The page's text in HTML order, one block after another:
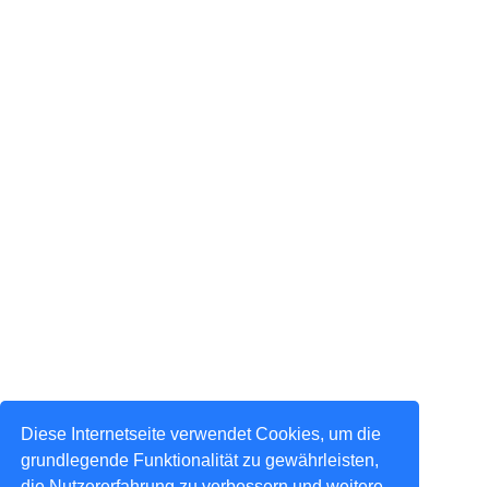
Diese Internetseite verwendet Cookies, um die
grundlegende Funktionalität zu gewährleisten,